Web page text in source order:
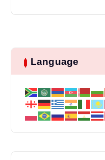
Language